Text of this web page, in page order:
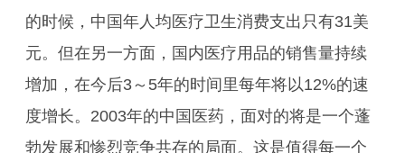
的时候，中国年人均医疗卫生消费支出只有31美
元。但在另一方面，国内医疗用品的销售量持续
增加，在今后3～5年的时间里每年将以12%的速
度增长。2003年的中国医药，面对的将是一个蓬
勃发展和惨烈竞争共存的局面。这是值得每一个